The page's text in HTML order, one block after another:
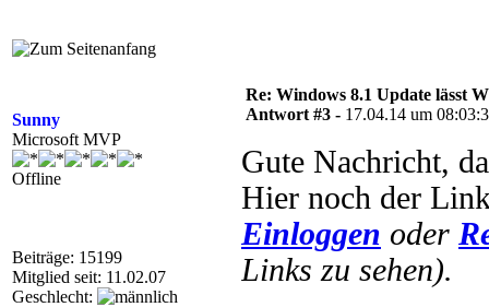
Sunny
Microsoft MVP
Offline
Beiträge: 15199
Mitglied seit: 11.02.07
Geschlecht:
Re: Windows 8.1 Update lässt
Antwort #3 - 17.04.14 um
Gute Nachricht,
Hier noch der
Einloggen oder
Links zu sehen).